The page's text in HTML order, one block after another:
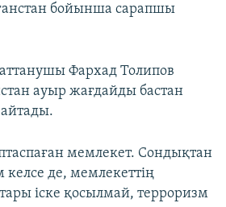
бойынша сарапшы
Фархад Толипов
ауыр жағдайды бастан
мемлекет. Сондықтан
келсе де, мемлекеттің
іске қосылмай, терроризм